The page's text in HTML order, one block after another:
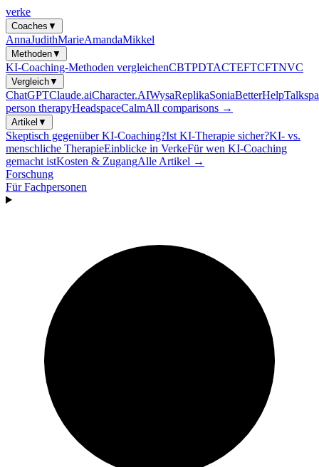
verke
Coaches ▼
AnnaJudithMarieAmandaMikkel
Methoden▼
KI-Coaching-Methoden vergleichenCBTPDTACTEFTCFTNVC
Vergleich▼
ChatGPTClaude.aiCharacter.AIWysaReplikaSoniaBetterHelp
person therapyHeadspaceCalmAll comparisons →
Artikel ▼
Skeptisch gegenüber KI-Coaching?Ist KI-Therapie sicher?KI- vs.
menschliche TherapieEinblicke in VerkeFür wen KI-Coaching
gemacht istKosten & ZugangAlle Artikel →
Forschung
Für Fachpersonen